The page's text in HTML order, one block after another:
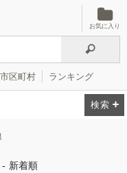
お気に入り
市区町村 ランキング
新着順